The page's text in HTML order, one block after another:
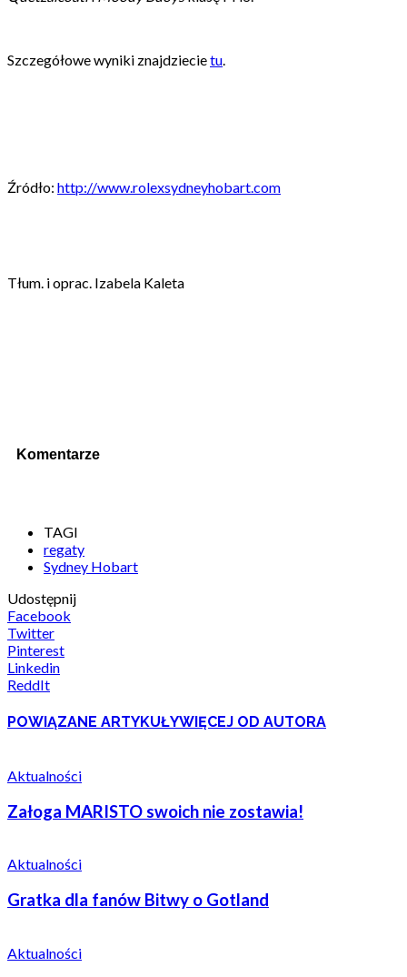
Szczegółowe wyniki znajdziecietu.
Źródło: http://www.rolexsydneyhobart.com
Tłum. i oprac. Izabela Kaleta
Komentarze
TAGI
regaty
Sydney Hobart
Udostępnij
Facebook
Twitter
Pinterest
Linkedin
ReddIt
POWIĄZANE ARTYKUŁYWIĘCEJ OD AUTORA
Aktualności
Załoga MARISTO swoich nie zostawia!
Aktualności
Gratka dla fanów Bitwy o Gotland
Aktualności